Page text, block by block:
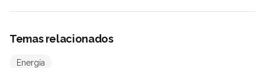
Temas relacionados
Energía